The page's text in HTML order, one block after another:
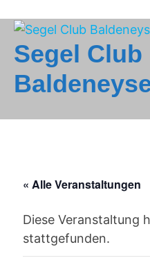
Inhalt
springen
Segel Club
« Alle Veranstaltungen
Diese Veranstaltung
stattgefunden.